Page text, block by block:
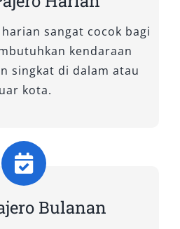
cocok bagi eksekutif
ingin merasakan
kelas atas. Baik untuk
ekspedisi luar kota,
4×2
sangat cocok bagi
kendaraan
singkat di dalam atau
kota.
Bulanan